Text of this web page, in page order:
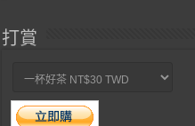
打賞